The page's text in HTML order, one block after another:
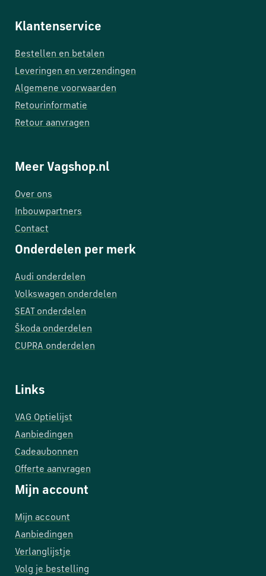
Klantenservice
Bestellen en betalen
Leveringen en verzendingen
Algemene voorwaarden
Retourinformatie
Retour aanvragen
Meer Vagshop.nl
Over ons
Inbouwpartners
Contact
Onderdelen per merk
Audi onderdelen
Volkswagen onderdelen
SEAT onderdelen
Škoda onderdelen
CUPRA onderdelen
Links
VAG Optielijst
Aanbiedingen
Cadeaubonnen
Offerte aanvragen
Mijn account
Mijn account
Aanbiedingen
Verlanglijstje
Volg je bestelling